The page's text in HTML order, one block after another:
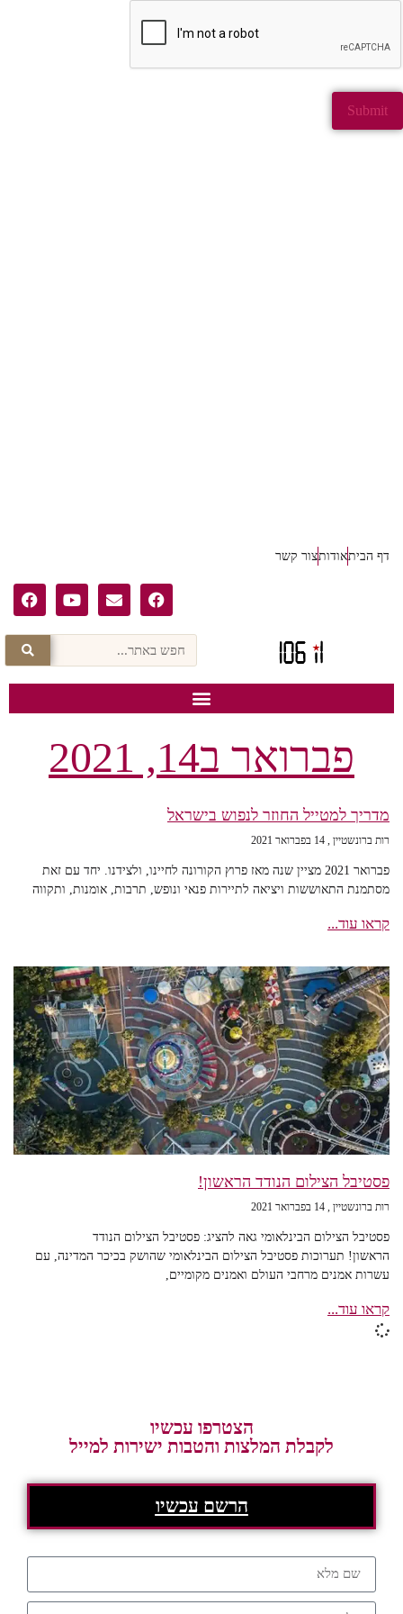
דף הביתאודותצור קשר
פברואר ב14, 2021
מדריך למטייל החוזר לנפוש בישראל
רות ברונשטיין 14 בפברואר 2021
פברואר 2021 מציין שנה מאז פרוץ הקורונה לחיינו, ולצידנו. יחד עם זאת
מסתמנת התאוששות ויציאה לתיירות פנאי ונופש, תרבות, אומנות, ותקווה
קראו עוד...
פסטיבל הצילום הנודד הראשון!
רות ברונשטיין 14 בפברואר 2021
פסטיבל הצילום הבינלאומי גאה להציג: פסטיבל הצילום הנודד
הראשון! תערוכות פסטיבל הצילום הבינלאומי שהושק בכיכר המדינה, עם
עשרות אמנים מרחבי העולם ואמנים מקומיים,
קראו עוד...
הצטרפו עכשיו
לקבלת המלצות והטבות ישירות למייל
הרשם עכשיו